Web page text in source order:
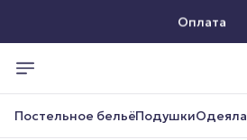
Оплата
Постельное бельёПодушкиОдеяла